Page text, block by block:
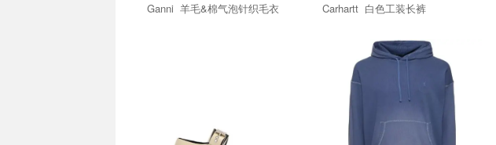
Ganni 羊毛&棉气泡针织毛衣 Carhartt 白色工装长裤